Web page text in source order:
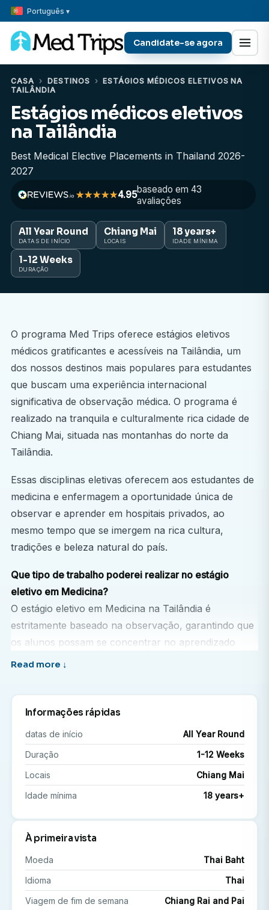
Português ▾
Candidate-se agora
CASA › DESTINOS › ESTÁGIOS MÉDICOS ELETIVOS NA
TAILÂNDIA
Estágios médicos eletivos
na Tailândia
Best Medical Elective Placements in Thailand 2026-
2027
4.95baseado em 43
avaliações
All Year Round
DATAS DE INÍCIO
Chiang Mai
LOCAIS
18 years+
IDADE MÍNIMA
1-12 Weeks
DURAÇÃO
O programa Med Trips oferece estágios eletivos
médicos gratificantes e acessíveis na Tailândia, um
dos nossos destinos mais populares para estudantes
que buscam uma experiência internacional
significativa de observação médica. O programa é
realizado na tranquila e culturalmente rica cidade de
Chiang Mai, situada nas montanhas do norte da
Tailândia.
Essas disciplinas eletivas oferecem aos estudantes de
medicina e enfermagem a oportunidade única de
observar e aprender em hospitais privados, ao
mesmo tempo que se imergem na rica cultura,
tradições e beleza natural do país.
Que tipo de trabalho poderei realizar no estágio
eletivo em Medicina?
O estágio eletivo em Medicina na Tailândia é
estritamente baseado na observação, garantindo que
os alunos possam se concentrar no aprendizado
acompanhando profissionais de saúde experientes.
Dependendo dos interesses, da disponibilidade e do
nível de habilidade, os estagiários podem solicitar a
observação em departamentos específicos, como:
Cirurgia geral
Ortopedia
Medicina Interna e muito mais
Você terá a oportunidade de conhecer as modernas
Informações rápidas
datas de início
All Year Round
Duração
1-12 Weeks
Locais
Chiang Mai
Idade mínima
18 years+
À primeira vista
Moeda
Thai Baht
Idioma
Thai
Viagem de fim de semana
Chiang Rai and Pai